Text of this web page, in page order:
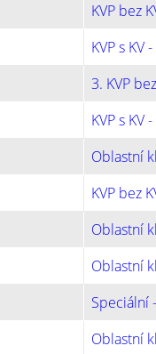
KVP bez
KVP s KV
3. KVP
KVP s
Oblastní
KVP bez
Oblastní
Oblastní
Speciální
Oblastní